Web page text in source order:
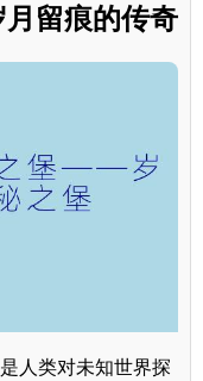
留痕的传奇
人类对未知世界探